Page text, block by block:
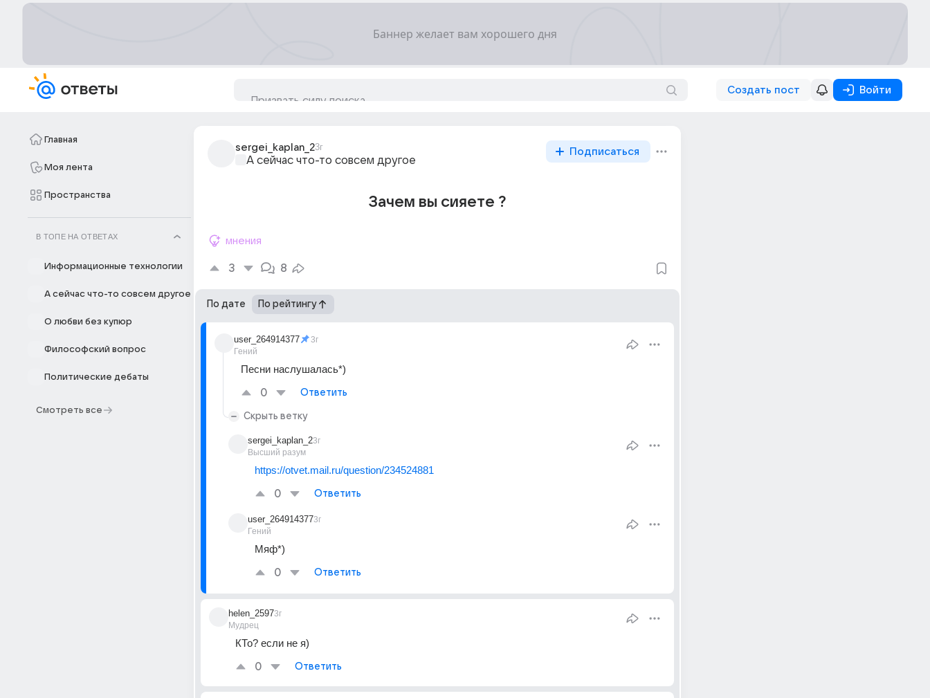
Создать пост Войти
Главная
Моя лента
Пространства
В ТОПЕ НА ОТВЕТАХ
Информационные технологии
А сейчас что-то совсем другое
О любви без купюр
Философский вопрос
Политические дебаты
Смотреть все
sergei_kaplan_23г
А сейчас что-то совсем другое
Подписаться
Зачем вы сияете ?
мнения
3 8
По дате По рейтингу
user_264914377
Гений
3г
Песни наслушалась*)
0 Ответить
Скрыть ветку
sergei_kaplan_2
Высший разум
3г
https://otvet.mail.ru/question/234524881
0 Ответить
user_264914377
Гений
3г
Мяф*)
0 Ответить
helen_2597
Мудрец
3г
КТо? если не я)
0 Ответить